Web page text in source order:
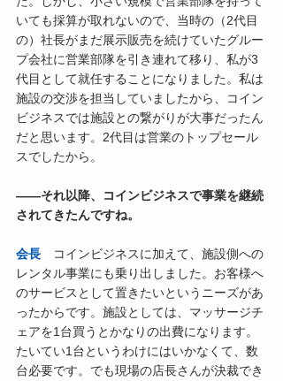
いても採算が取れないので、当時の（2代目
の）社長がまだ展示販売を続けていたグルー
プ会社に営業部隊を引き連れて移り、私が3
代目として就任することになりました。私は
施設の交渉を担当していましたから、コイン
ビジネスでは施設との繋がりが大事だったん
だと思います。2代目は営業のトップセール
スでしたから。
――それ以降、コインビジネスで事業を継続
されてきたんですね。
会長 コインビジネスに加えて、施設側への
レンタル事業にも乗り出しました。お客様へ
のサービスとして置きたいというニーズがあ
ったからです。施設としては、マッサージチ
ェアを1台買うとかなりの出費になります。
たいてい1台というわけにはいかなくて、数
台必要です。でも現場の店長さんが決裁でき